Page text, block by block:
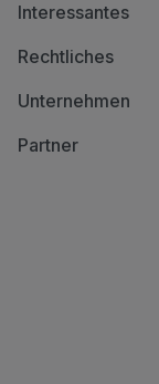
Interessantes
Rechtliches
Unternehmen
Partner